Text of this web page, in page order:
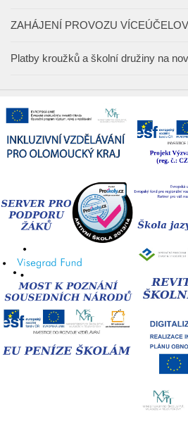
ZAHÁJENÍ PROVOZU
Platby kroužků a školní družiny na